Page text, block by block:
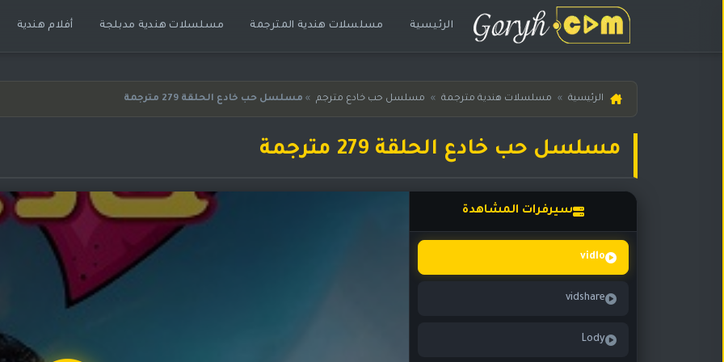
الرئيسية مسلسلات هندية المترجمة مسلسلات هندية مدبلجة أفلام هندية
الرئيسية » مسلسلات هندية مترجمة » مسلسل حب خادع مترجم » مسلسل حب خادع الحلقة 279 مترجمة
مسلسل حب خادع الحلقة 279 مترجمة
سيرفرات المشاهدة
vidlo
vidshare
Lody